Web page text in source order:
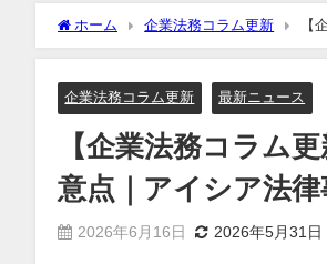
ホーム 企業法務コラム更新 【
企業法務コラム更新 最新ニュース
【企業法務コラム
意点｜アイシア法律
2026年6月16日 2026年5月31日